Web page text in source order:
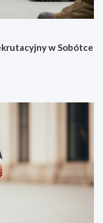
w Sobótce